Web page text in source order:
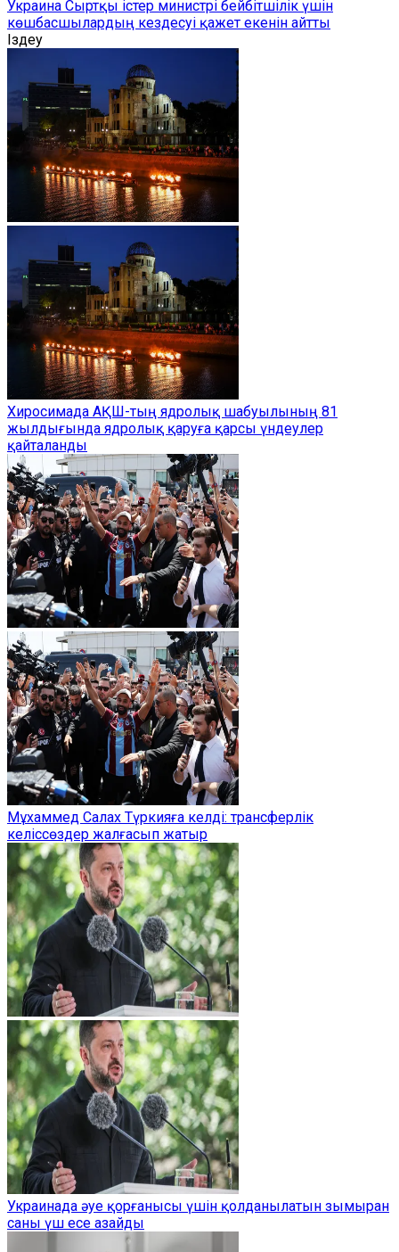
Украина Сыртқы істер министрі бейбітшілік үшін
көшбасшылардың кездесуі қажет екенін айтты
Іздеу
Хиросимада АҚШ-тың ядролық шабуылының 81
жылдығында ядролық қаруға қарсы үндеулер
қайталанды
Мұхаммед Салах Түркияға келді: трансферлік
келіссөздер жалғасып жатыр
Украинада әуе қорғанысы үшін қолданылатын зымыран
саны үш есе азайды